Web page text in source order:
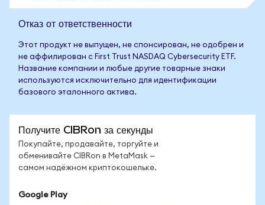
Отказ от ответственности
Этот продукт не выпущен, не спонсирован, не одобрен и
не аффилирован с First Trust NASDAQ Cybersecurity ETF.
Название компании и любые другие товарные знаки
используются исключительно для идентификации
базового эталонного актива.
Получите CIBRon за секунды
Покупайте, продавайте, торгуйте и
обменивайте CIBRon в MetaMask —
самом надёжном криптокошельке.
Google Play